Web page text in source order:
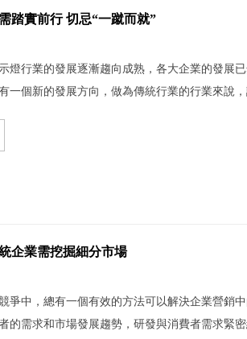
踏實前行 切忌“一蹴而就”
燈行業的發展逐漸趨向成熟，各大企業的發展
一個新的發展方向，做為傳統行業的行業來說
，其它競爭對手就可以通過價格競爭擠
企業需挖掘細分市場
爭中，總有一個有效的方法可以解決企業營銷
的需求和市場發展趨勢，研發與消費者需求緊